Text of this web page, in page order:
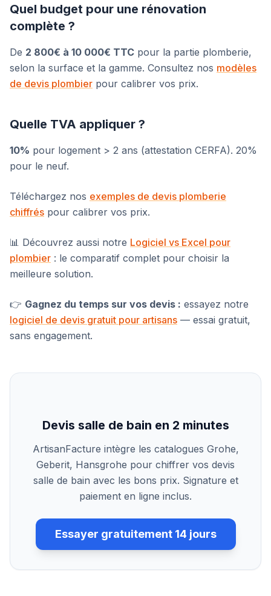
Quel budget pour une rénovation
complète ?
De 2 800€ à 10 000€ TTC pour la partie plomberie,
selon la surface et la gamme. Consultez nos modèles
de devis plombier pour calibrer vos prix.
Quelle TVA appliquer ?
10% pour logement > 2 ans (attestation CERFA). 20%
pour le neuf.
Téléchargez nos exemples de devis plomberie
chiffrés pour calibrer vos prix.
📊 Découvrez aussi notre Logiciel vs Excel pour
plombier : le comparatif complet pour choisir la
meilleure solution.
👉 Gagnez du temps sur vos devis : essayez notre
logiciel de devis gratuit pour artisans — essai gratuit,
sans engagement.
Devis salle de bain en 2 minutes
ArtisanFacture intègre les catalogues Grohe,
Geberit, Hansgrohe pour chiffrer vos devis
salle de bain avec les bons prix. Signature et
paiement en ligne inclus.
Essayer gratuitement 14 jours